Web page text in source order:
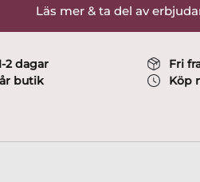
Läs mer & ta del av
2 dagar
butik
Fri
Köp